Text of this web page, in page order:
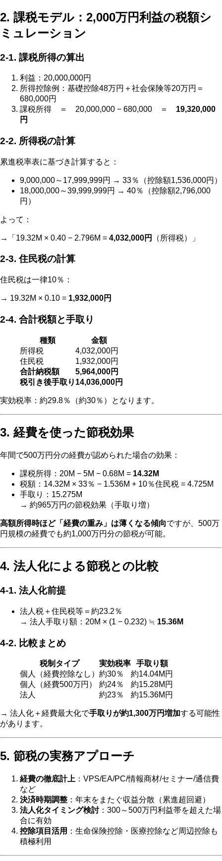
2. 課税モデル：2,000万円利益の税額シ
ミュレーション
2‑1. 課税所得の算出
利益：20,000,000円
所得控除例：基礎控除48万円＋社会保険等20万円＝
680,000円
課税所得 ＝ 20,000,000 − 680,000 ＝ 19,320,000
円
2‑2. 所得税の計算
累進税率表に基づき計算すると：
9,000,000～17,999,999円 → 33％（控除額1,536,000円）
18,000,000～39,999,999円 → 40％（控除額2,796,000
円）
よって：
→「19.32M × 0.40 − 2.796M = 4,032,000円 （所得税）」
2‑3. 住民税の計算
住民税は一律10％：
→ 19.32M × 0.10 = 1,932,000円
2‑4. 合計税額と手取り
種類
金額
所得税
4,032,000円
住民税
1,932,000円
合計納税額
5,964,000円
税引き後手取り 14,036,000円
実効税率：約29.8％（約30％）となります。
3. 経費を使った節税効果
年間で500万円分の経費が認められた場合の効果：
課税所得：20M − 5M − 0.68M = 14.32M
税額：14.32M × 33％ − 1.536M + 10％住民税 = 4.725M
手取り：15.275M
→ 約965万円の節税効果（手取り増）
高額所得時ほど「経費の重み」は薄くなる傾向ですが、500万
円規模の経費でも約1,000万円分の節税が可能。
4. 法人化による節税との比較
4‑1. 法人化前提
法人税＋住民税等＝約23.2％
→ 法人手取り額：20M × (1 − 0.232) ≒ 15.36M
4‑2. 比較まとめ
税制タイプ 実効税率
手取り額
個人（経費控除なし） 約30％
約14.04M円
個人（経費500万円）
約24％
約15.28M円
法人
約23％ 約15.36M円
→ 法人化＋経費最大化で手取りが約1,300万円増加する可能性
があります。
5. 節税の実務アプローチ
経費の徹底計上 ：VPS/EA/PC/情報商材/セミナー/通信費
など
決済時期調整 ：年末をまたぐ収益分散（累進超回避）
法人化タイミング検討：300～500万円利益帯を超えた場
合に有効
控除項目活用 ：生命保険控除・医療控除など周辺控除も
積極利用